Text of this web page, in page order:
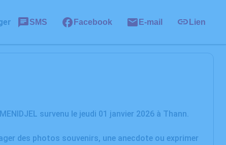
SMS Facebook E-mail Lien
survenu le jeudi 01 janvier 2026 à Thann.
des photos souvenirs, une anecdote ou exprimer